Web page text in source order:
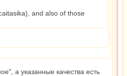
and also of those
а указанные качества есть